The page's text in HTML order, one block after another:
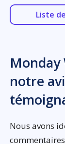
Liste
notre
Nous avons